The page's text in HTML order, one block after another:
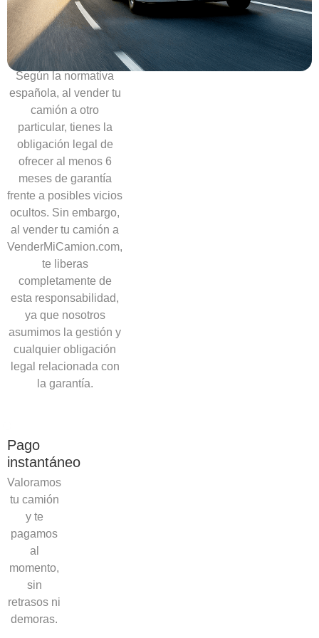
necesidad
de
ofrecer
garantías
Según la normativa
española, al vender tu
camión a otro
particular, tienes la
obligación legal de
ofrecer al menos 6
meses de garantía
frente a posibles vicios
ocultos. Sin embargo,
al vender tu camión a
VenderMiCamion.com,
te liberas
completamente de
esta responsabilidad,
ya que nosotros
asumimos la gestión y
cualquier obligación
legal relacionada con
la garantía.
Pago
instantáneo
Valoramos
tu camión
y te
pagamos
al
momento,
sin
retrasos ni
demoras.